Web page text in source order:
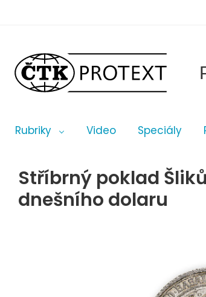
Rubriky Video Speciály
Stříbrný poklad
dnešního dolaru